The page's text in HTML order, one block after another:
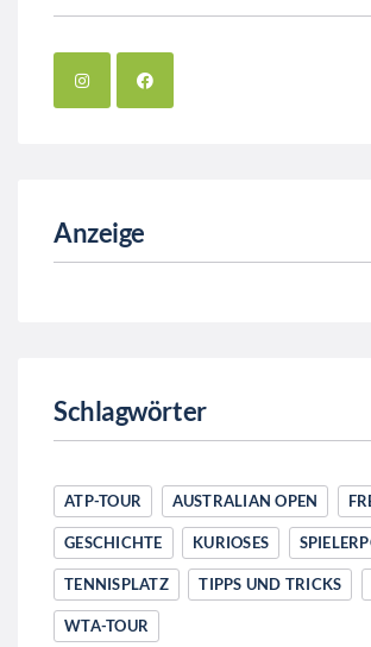
Anzeige
Schlagwörter
ATP-TOUR AUSTRALIAN OPEN
GESCHICHTE KURIOSES
TENNISPLATZ TIPPS UND TRICKS
WTA-TOUR